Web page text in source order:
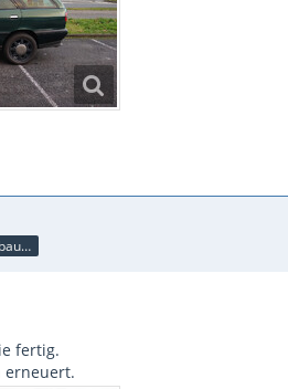
Doppelvergaser-Einbauer
fertig.
erneuert.